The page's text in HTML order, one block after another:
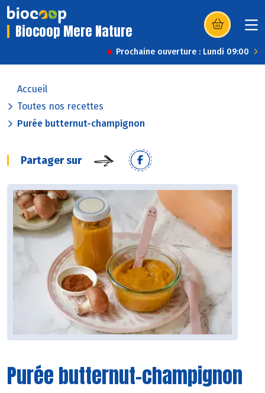
Biocoop Mere Nature (s’ouvre dans
Prochaine ouverture : Lundi 09:00
Accueil
Toutes nos recettes
Purée butternut-champignon
Partager sur
Purée butternut-champignon